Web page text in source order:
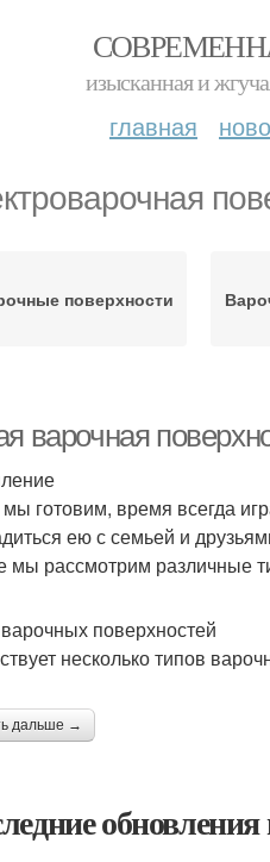
изысканная и
главная
поверхности
варочная
мы готовим, время всегда
ею с семьей и
мы рассмотрим различные
поверхностей
несколько типов
дальше →
обновления